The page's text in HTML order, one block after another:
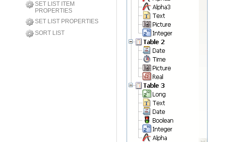
SET LIST ITEM
PROPERTIES
SET LIST PROPERTIES
SORT LIST